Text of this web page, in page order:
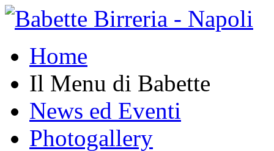
Home
Il Menu di Babette
News ed Eventi
Photogallery